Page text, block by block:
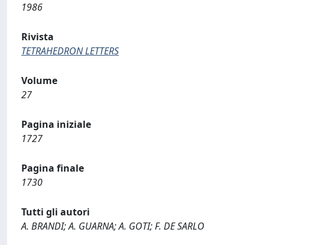
1986
Rivista
TETRAHEDRON LETTERS
Volume
27
Pagina iniziale
1727
Pagina finale
1730
Tutti gli autori
A. BRANDI; A. GUARNA; A. GOTI; F. DE SARLO